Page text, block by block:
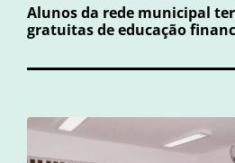
Alunos da rede municipal
gratuitas de educação